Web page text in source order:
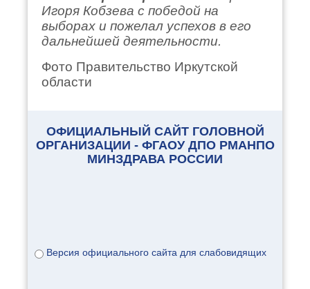
Игоря Кобзева с победой на
выборах и пожелал успехов в его
дальнейшей деятельности.
Фото Правительство Иркутской
области
ОФИЦИАЛЬНЫЙ САЙТ ГОЛОВНОЙ
ОРГАНИЗАЦИИ - ФГАОУ ДПО РМАНПО
МИНЗДРАВА РОССИИ
Версия официального сайта для слабовидящих